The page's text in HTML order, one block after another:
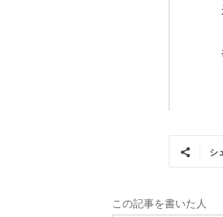
シ
この記事を書いた人